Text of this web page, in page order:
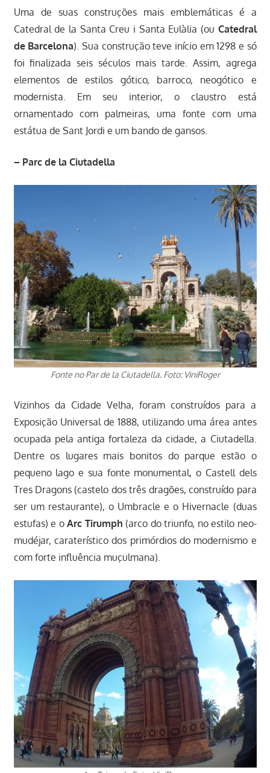
Uma de suas construções mais emblemáticas é a
Catedral de la Santa Creu i Santa Eulàlia (ou Catedral
de Barcelona). Sua construção teve início em 1298 e só
foi finalizada seis séculos mais tarde. Assim, agrega
elementos de estilos gótico, barroco, neogótico e
modernista. Em seu interior, o claustro está
ornamentado com palmeiras, uma fonte com uma
estátua de Sant Jordi e um bando de gansos.
– Parc de la Ciutadella
Fonte no Par de la Ciutadella. Foto: ViniRoger
Vizinhos da Cidade Velha, foram construídos para a
Exposição Universal de 1888, utilizando uma área antes
ocupada pela antiga fortaleza da cidade, a Ciutadella.
Dentre os lugares mais bonitos do parque estão o
pequeno lago e sua fonte monumental, o Castell dels
Tres Dragons (castelo dos três dragões, construído para
ser um restaurante), o Umbracle e o Hivernacle (duas
estufas) e o Arc Tirumph (arco do triunfo, no estilo neo-
mudéjar, caraterístico dos primórdios do modernismo e
com forte influência muçulmana).